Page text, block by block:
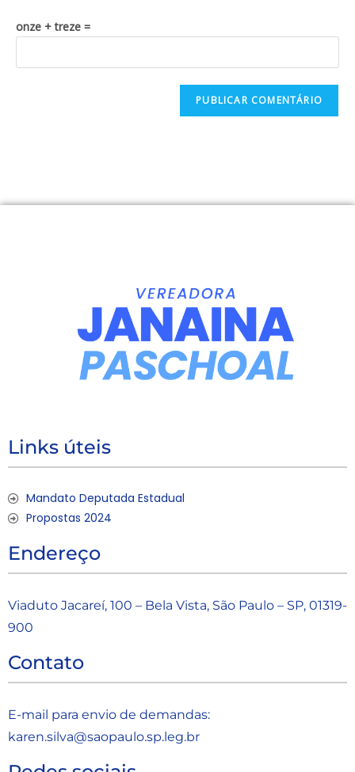
onze + treze =
Links úteis
Mandato Deputada Estadual
Propostas 2024
Endereço
Viaduto Jacareí, 100 – Bela Vista, São Paulo – SP, 01319-
900
Contato
E-mail para envio de demandas:
karen.silva@saopaulo.sp.leg.br